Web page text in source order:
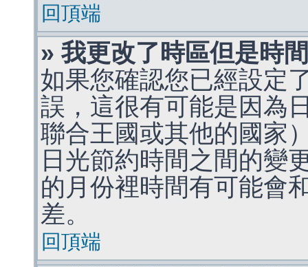
回頂端
» 我更改了時區但是時
如果您確認您已經設定
誤，這很有可能是因為
聯合王國或其他的國家
日光節約時間之間的變
的月份裡時間有可能會
差。
回頂端